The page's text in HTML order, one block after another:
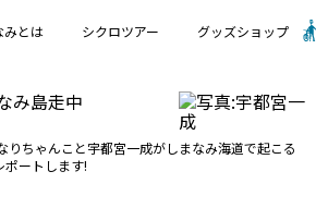
みとは シクロツアー グッズショップ
りちゃんこと宇都宮一成がしまなみ海道で起こる
ートします!